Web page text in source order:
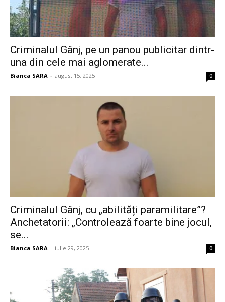
Criminalul Gânj, pe un panou publicitar dintr-
una din cele mai aglomerate...
Bianca SARA - august 15, 2025 0
Criminalul Gânj, cu „abilități paramilitare”?
Anchetatorii: „Controlează foarte bine jocul,
se...
Bianca SARA - iulie 29, 2025 0